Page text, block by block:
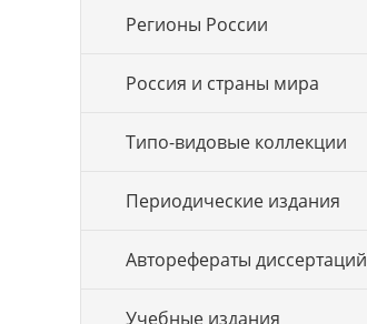
Регионы России
Россия и страны мира
Типо-видовые коллекции
Периодические издания
Авторефераты диссертаций
Учебные издания